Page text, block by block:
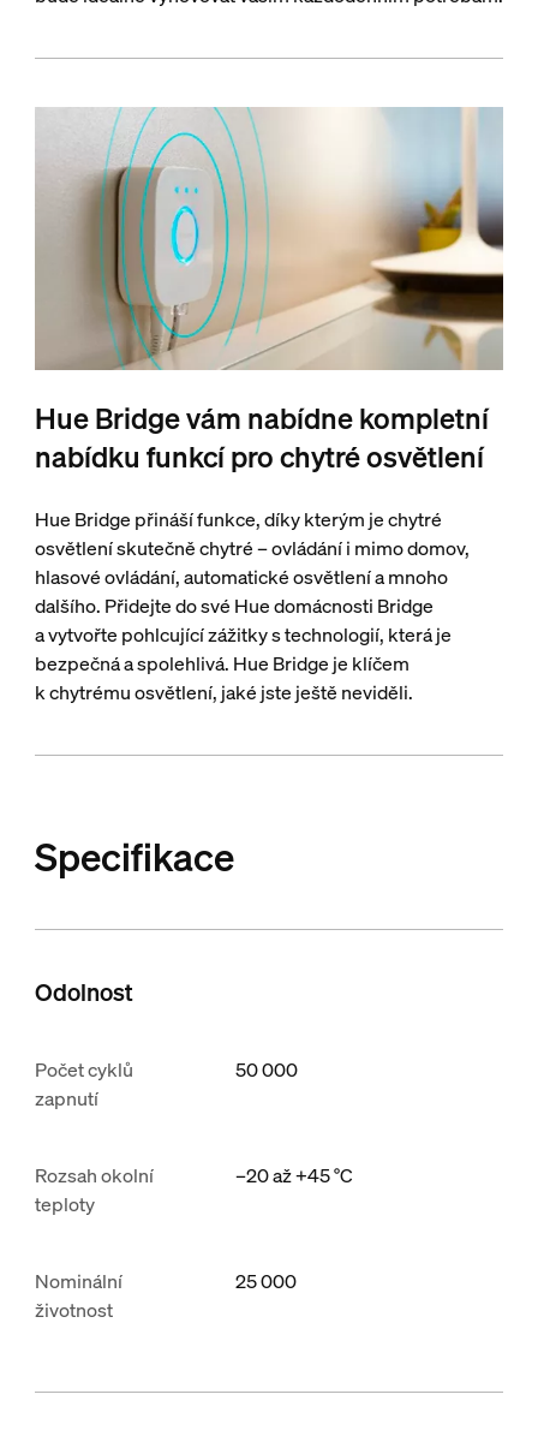
Hue Bridge vám nabídne kompletní
nabídku funkcí pro chytré osvětlení
Hue Bridge přináší funkce, díky kterým je chytré
osvětlení skutečně chytré – ovládání i mimo domov,
hlasové ovládání, automatické osvětlení a mnoho
dalšího. Přidejte do své Hue domácnosti Bridge
a vytvořte pohlcující zážitky s technologií, která je
bezpečná a spolehlivá. Hue Bridge je klíčem
k chytrému osvětlení, jaké jste ještě neviděli.
Specifikace
Odolnost
Počet cyklů
zapnutí
50 000
Rozsah okolní
teploty
–20 až +45 °C
Nominální
životnost
25 000